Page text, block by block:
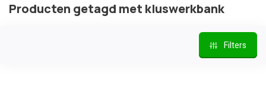
Producten getagd met kluswerkbank
Filters